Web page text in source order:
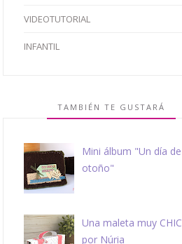
VIDEOTUTORIAL
INFANTIL
TAMBIÉN TE GUSTARÁ
Mini álbum "Un día de
otoño"
Una maleta muy CHIC
por Núria